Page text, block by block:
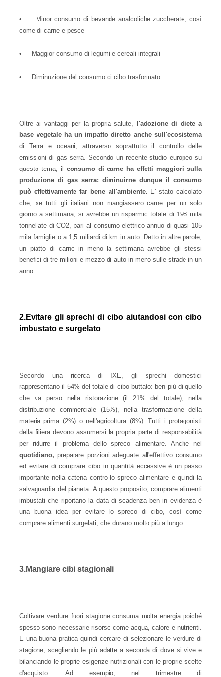
• Minor consumo di bevande analcoliche zuccherate, così
come di carne e pesce
• Maggior consumo di legumi e cereali integrali
• Diminuzione del consumo di cibo trasformato
Oltre ai vantaggi per la propria salute, l'adozione di diete a
base vegetale ha un impatto diretto anche sull'ecosistema
di Terra e oceani, attraverso soprattutto il controllo delle
emissioni di gas serra. Secondo un recente studio europeo su
questo tema, il consumo di carne ha effetti maggiori sulla
produzione di gas serra: diminuirne dunque il consumo
può effettivamente far bene all'ambiente. E' stato calcolato
che, se tutti gli italiani non mangiassero carne per un solo
giorno a settimana, si avrebbe un risparmio totale di 198 mila
tonnellate di CO2, pari al consumo elettrico annuo di quasi 105
mila famiglie o a 1,5 miliardi di km in auto. Detto in altre parole,
un piatto di carne in meno la settimana avrebbe gli stessi
benefici di tre milioni e mezzo di auto in meno sulle strade in un
anno.
2.Evitare gli sprechi di cibo aiutandosi con cibo
imbustato e surgelato
Secondo una ricerca di IXE, gli sprechi domestici
rappresentano il 54% del totale di cibo buttato: ben più di quello
che va perso nella ristorazione (il 21% del totale), nella
distribuzione commerciale (15%), nella trasformazione della
materia prima (2%) o nell'agricoltura (8%). Tutti i protagonisti
della filiera devono assumersi la propria parte di responsabilità
per ridurre il problema dello spreco alimentare. Anche nel
quotidiano, preparare porzioni adeguate all'effettivo consumo
ed evitare di comprare cibo in quantità eccessive è un passo
importante nella catena contro lo spreco alimentare e quindi la
salvaguardia del pianeta. A questo proposito, comprare alimenti
imbustati che riportano la data di scadenza ben in evidenza è
una buona idea per evitare lo spreco di cibo, così come
comprare alimenti surgelati, che durano molto più a lungo.
3.Mangiare cibi stagionali
Coltivare verdure fuori stagione consuma molta energia poiché
spesso sono necessarie risorse come acqua, calore e nutrienti.
È una buona pratica quindi cercare di selezionare le verdure di
stagione, scegliendo le più adatte a seconda di dove si vive e
bilanciando le proprie esigenze nutrizionali con le proprie scelte
d'acquisto. Ad esempio, nel trimestre di